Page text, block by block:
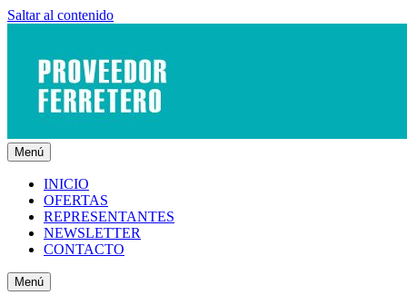
Saltar al contenido
Menú
INICIO
OFERTAS
REPRESENTANTES
NEWSLETTER
CONTACTO
Menú